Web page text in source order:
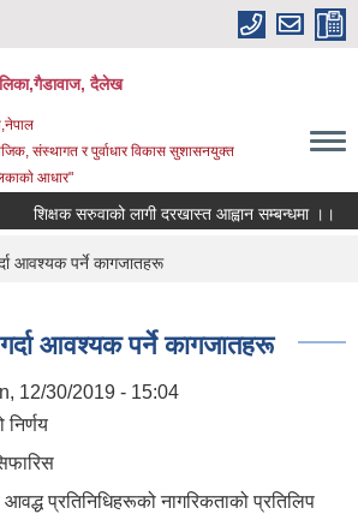
दैलेख
संस्थागत र पुर्वाधार विकास सुशासनयुक्त
आधार"
शिक्षक सरुवाको लागी दरखास्त आह्वान सम्बन्धमा ।।
आवश्यक पर्ने कागजातहरू
आवश्यक पर्ने कागजातहरू
12/30/2019 - 15:04
निर्णय
आवद्ध प्रतिनिधिहरूको नागरिकताको प्रतिलिप